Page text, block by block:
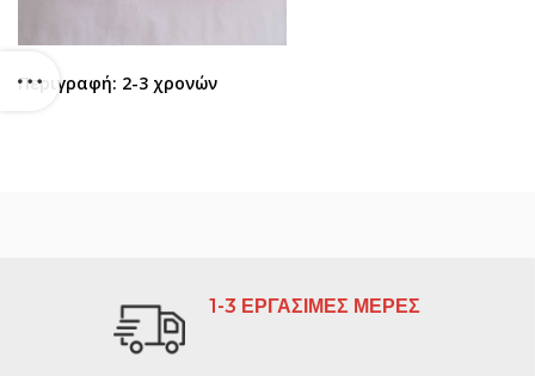
Περιγραφή: 2-3 χρονών
1-3 ΕΡΓΑΣΙΜΕΣ ΜΕΡΕΣ